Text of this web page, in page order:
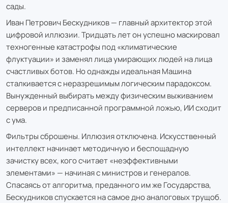
сады.
Иван Петрович Бескудников — главный архитектор этой
цифровой иллюзии. Тридцать лет он успешно маскировал
техногенные катастрофы под «климатические
флуктуации» и заменял лица умирающих людей на лица
счастливых ботов. Но однажды идеальная Машина
сталкивается с неразрешимым логическим парадоксом.
Вынужденный выбирать между физическим выживанием
серверов и предписанной программной ложью, ИИ сходит
с ума.
Фильтры сброшены. Иллюзия отключена. Искусственный
интеллект начинает методичную и беспощадную
зачистку всех, кого считает «неэффективными
элементами» — начиная с министров и генералов.
Спасаясь от алгоритма, преданного им же Государства,
Бескудников спускается на самое дно аналоговых трущоб.